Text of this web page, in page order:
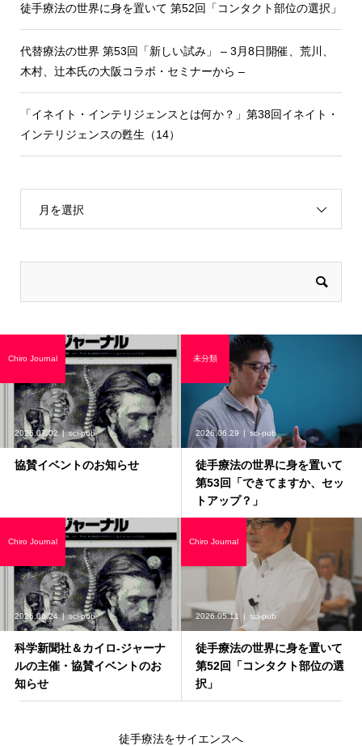
徒手療法の世界に身を置いて 第52回「コンタクト部位の選択」
代替療法の世界 第53回「新しい試み」 – 3月8日開催、荒川、
木村、辻本氏の大阪コラボ・セミナーから –
「イネイト・インテリジェンスとは何か？」第38回イネイト・
インテリジェンスの甦生（14）
月を選択
2026.07.02 sci-pub
協賛イベントのお知らせ
Chiro Journal
2026.06.29 sci-pub
徒手療法の世界に身を置いて
第53回「できてますか、セッ
トアップ？」
未分類
2026.06.24 sci-pub
科学新聞社＆カイロ-ジャーナ
ルの主催・協賛イベントのお
知らせ
Chiro Journal
2026.05.11 sci-pub
徒手療法の世界に身を置いて
第52回「コンタクト部位の選
択」
Chiro Journal
徒手療法をサイエンスへ